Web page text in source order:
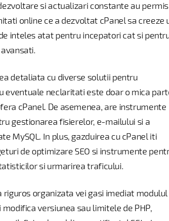
si actualizari constante au permis
online ce a dezvoltat cPanel sa creeze
inteles atat pentru incepatori cat si
detaliata cu diverse solutii pentru
eventuale neclaritati este doar o mica
cPanel. De asemenea, are instrumente
gestionarea fisierelor, e-mailului si a
MySQL. In plus, gazduirea cu cPanel iti
de optimizare SEO si instrumente
si urmarirea traficului.
riguros organizata vei gasi imediat modulul
versiunea sau limitele de PHP,